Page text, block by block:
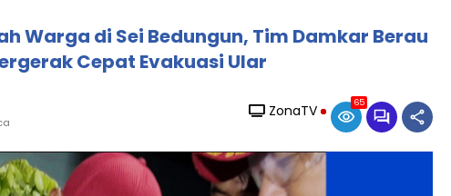
Warga di Sei Bedungun, Tim Damkar Berau
Cepat Evakuasi Ular
ZonaTV 65